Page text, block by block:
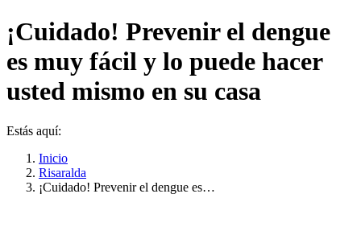
¡Cuidado! Prevenir el dengue
es muy fácil y lo puede hacer
usted mismo en su casa
Estás aquí:
Inicio
Risaralda
¡Cuidado! Prevenir el dengue es…